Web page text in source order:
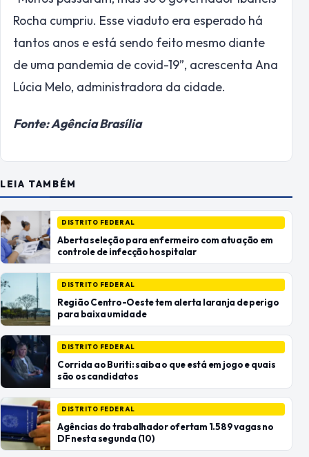
Rocha cumpriu. Esse viaduto era esperado há
tantos anos e está sendo feito mesmo diante
de uma pandemia de covid-19”, acrescenta Ana
Lúcia Melo, administradora da cidade.
Fonte: Agência Brasília
LEIA TAMBÉM
DISTRITO FEDERAL
Aberta seleção para enfermeiro com atuação em
controle de infecção hospitalar
DISTRITO FEDERAL
Região Centro-Oeste tem alerta laranja de perigo
para baixa umidade
DISTRITO FEDERAL
Corrida ao Buriti: saiba o que está em jogo e quais
são os candidatos
DISTRITO FEDERAL
Agências do trabalhador ofertam 1.589 vagas no
DF nesta segunda (10)